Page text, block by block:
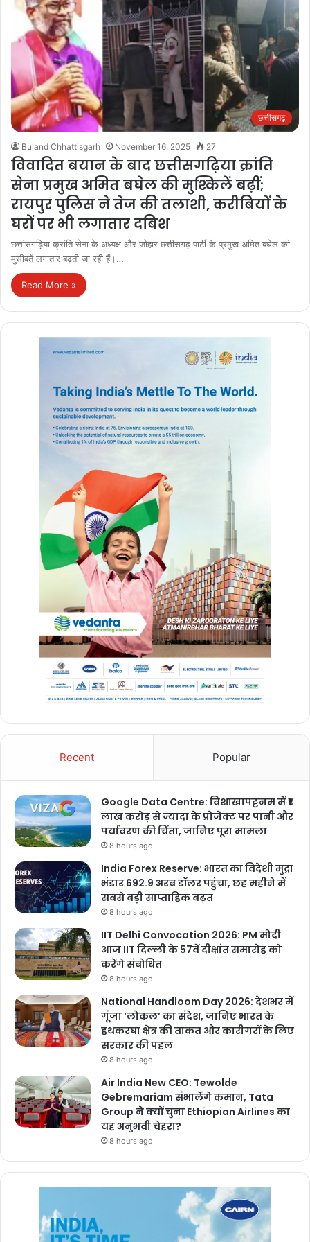
छत्तीसगढ़
Buland Chhattisgarh November 16, 2025 27
विवादित बयान के बाद छत्तीसगढ़िया क्रांति
सेना प्रमुख अमित बघेल की मुश्किलें बढ़ीं;
रायपुर पुलिस ने तेज की तलाशी, करीबियों के
घरों पर भी लगातार दबिश
छत्तीसगढ़िया क्रांति सेना के अध्यक्ष और जोहार छत्तीसगढ़ पार्टी के प्रमुख अमित बघेल की
मुसीबतें लगातार बढ़ती जा रही हैं।…
Read More »
Recent Popular
Google Data Centre: विशाखापट्टनम में ₹1
लाख करोड़ से ज्यादा के प्रोजेक्ट पर पानी और
पर्यावरण की चिंता, जानिए पूरा मामला
8 hours ago
India Forex Reserve: भारत का विदेशी मुद्रा
भंडार 692.9 अरब डॉलर पहुंचा, छह महीने में
सबसे बड़ी साप्ताहिक बढ़त
8 hours ago
IIT Delhi Convocation 2026: PM मोदी
आज IIT दिल्ली के 57वें दीक्षांत समारोह को
करेंगे संबोधित
8 hours ago
National Handloom Day 2026: देशभर में
गूंजा ‘लोकल’ का संदेश, जानिए भारत के
हथकरघा क्षेत्र की ताकत और कारीगरों के लिए
सरकार की पहल
8 hours ago
Air India New CEO: Tewolde
Gebremariam संभालेंगे कमान, Tata
Group ने क्यों चुना Ethiopian Airlines का
यह अनुभवी चेहरा?
8 hours ago